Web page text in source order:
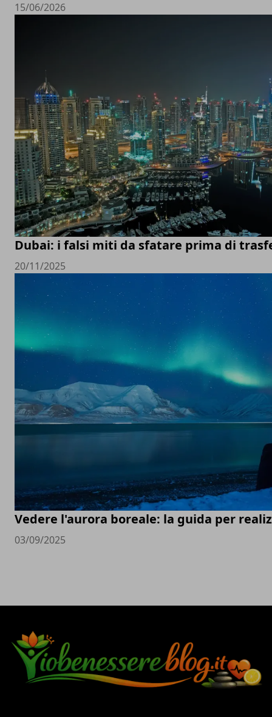
15/06/2026
Dubai: i falsi miti da sfatare prima di
20/11/2025
Vedere l'aurora boreale: la guida per
03/09/2025